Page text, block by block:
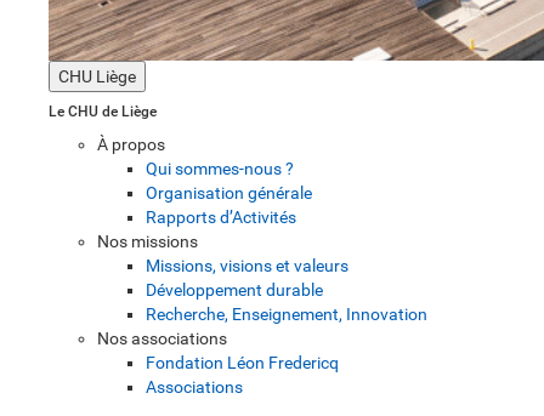
CHU Liège
Le CHU de Liège
À propos
Qui sommes-nous ?
Organisation générale
Rapports d’Activités
Nos missions
Missions, visions et valeurs
Développement durable
Recherche, Enseignement, Innovation
Nos associations
Fondation Léon Fredericq
Associations